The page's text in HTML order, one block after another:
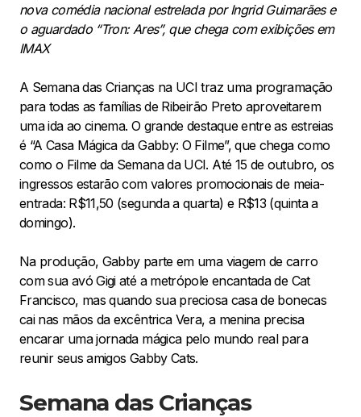
nova comédia nacional estrelada por Ingrid Guimarães e
o aguardado “Tron: Ares”, que chega com exibições em
IMAX
A Semana das Crianças na UCI traz uma programação
para todas as famílias de Ribeirão Preto aproveitarem
uma ida ao cinema. O grande destaque entre as estreias
é “A Casa Mágica da Gabby: O Filme”, que chega como
como o Filme da Semana da UCI. Até 15 de outubro, os
ingressos estarão com valores promocionais de meia-
entrada: R$11,50 (segunda a quarta) e R$13 (quinta a
domingo).
Na produção, Gabby parte em uma viagem de carro
com sua avó Gigi até a metrópole encantada de Cat
Francisco, mas quando sua preciosa casa de bonecas
cai nas mãos da excêntrica Vera, a menina precisa
encarar uma jornada mágica pelo mundo real para
reunir seus amigos Gabby Cats.
Semana das Crianças